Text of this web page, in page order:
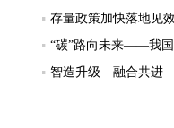
存量政策加快落地见
“碳”路向未来——我国
智造升级 融合共进